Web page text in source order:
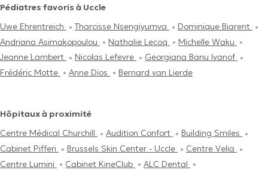
Pédiatres favoris à Uccle
Uwe Ehrentreich
Tharcisse Nsengiyumva
Dominique Biarent
Andriana Asimakopoulou
Nathalie Lecoq
Michelle Waku
Jeanne Lambert
Nicolas Lefevre
Georgiana Banu Ivanof
Frédéric Motte
Anne Dios Bernard van Lierde
Hôpitaux à proximité
Centre Médical Churchill
Audition Confort
Building Smiles
Cabinet Pifferi
Brussels Skin Center - Uccle
Centre Velia
Centre Lumini
Cabinet KineClub
ALC Dental